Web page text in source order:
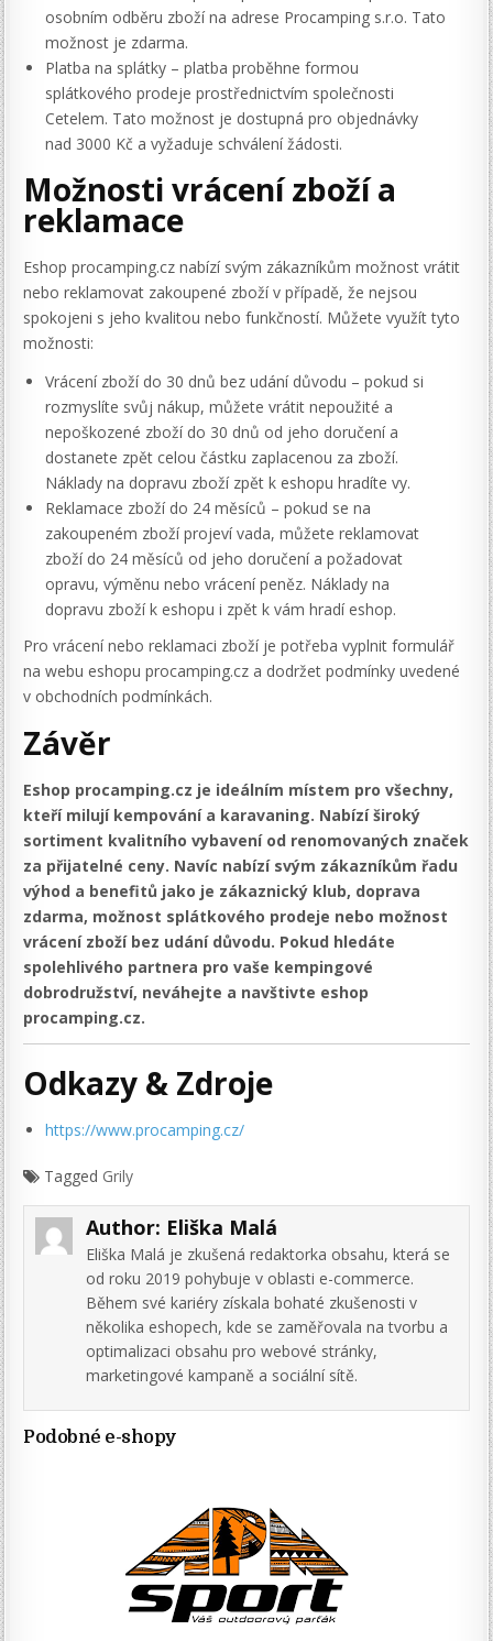
osobním odběru zboží na adrese Procamping s.r.o. Tato
možnost je zdarma.
Platba na splátky – platba proběhne formou
splátkového prodeje prostřednictvím společnosti
Cetelem. Tato možnost je dostupná pro objednávky
nad 3000 Kč a vyžaduje schválení žádosti.
Možnosti vrácení zboží a
reklamace
Eshop procamping.cz nabízí svým zákazníkům možnost vrátit
nebo reklamovat zakoupené zboží v případě, že nejsou
spokojeni s jeho kvalitou nebo funkčností. Můžete využít tyto
možnosti:
Vrácení zboží do 30 dnů bez udání důvodu – pokud si
rozmyslíte svůj nákup, můžete vrátit nepoužité a
nepoškozené zboží do 30 dnů od jeho doručení a
dostanete zpět celou částku zaplacenou za zboží.
Náklady na dopravu zboží zpět k eshopu hradíte vy.
Reklamace zboží do 24 měsíců – pokud se na
zakoupeném zboží projeví vada, můžete reklamovat
zboží do 24 měsíců od jeho doručení a požadovat
opravu, výměnu nebo vrácení peněz. Náklady na
dopravu zboží k eshopu i zpět k vám hradí eshop.
Pro vrácení nebo reklamaci zboží je potřeba vyplnit formulář
na webu eshopu procamping.cz a dodržet podmínky uvedené
v obchodních podmínkách.
Závěr
Eshop procamping.cz je ideálním místem pro všechny,
kteří milují kempování a karavaning. Nabízí široký
sortiment kvalitního vybavení od renomovaných značek
za přijatelné ceny. Navíc nabízí svým zákazníkům řadu
výhod a benefitů jako je zákaznický klub, doprava
zdarma, možnost splátkového prodeje nebo možnost
vrácení zboží bez udání důvodu. Pokud hledáte
spolehlivého partnera pro vaše kempingové
dobrodružství, neváhejte a navštivte eshop
procamping.cz.
Odkazy & Zdroje
https://www.procamping.cz/
Tagged Grily
Author: Eliška Malá
Eliška Malá je zkušená redaktorka obsahu, která se
od roku 2019 pohybuje v oblasti e-commerce.
Během své kariéry získala bohaté zkušenosti v
několika eshopech, kde se zaměřovala na tvorbu a
optimalizaci obsahu pro webové stránky,
marketingové kampaně a sociální sítě.
Podobné e-shopy